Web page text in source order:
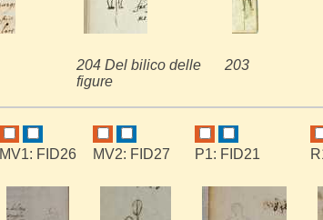
204 Del bilico delle
figure
203
MV1: FID26 MV2: FID27 P1: FID21